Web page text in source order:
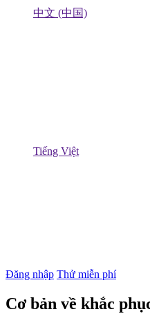
中文 (中国)
Tiếng Việt
Đăng nhập Thử miễn phí
Cơ bản về khắc